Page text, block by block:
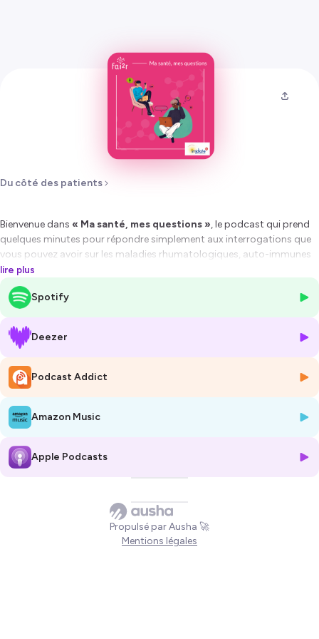
Du côté des patients
Bienvenue dans « Ma santé, mes questions », le podcast qui prend
quelques minutes pour répondre simplement aux interrogations que
vous pouvez avoir sur les maladies rhumatologiques, auto-immunes
et auto-inflammatoires rares. Ici, pas de jargon compliqué : seulement
des explications claires, pour mieux comprendre et mieux vivre avec.
Ce podcast vous est proposé par le réseau CRI-Imidiate et la filière
Dans ce premier épisode, nous abordons un thème qui revient
cela signifie exactement ? Est-ce forcément héréditaire ? Peut-on
prévenir l’apparition d’une maladie ? Pour en parler, nous recevons
aujourd’hui
à y voir plus clair. (PARTIE 1)
Hébergé par Ausha. Visitez
pour plus d'informations.
lire plus
Spotify
Deezer
Podcast Addict
Amazon Music
Apple Podcasts
Propulsé par Ausha 🚀
Mentions légales